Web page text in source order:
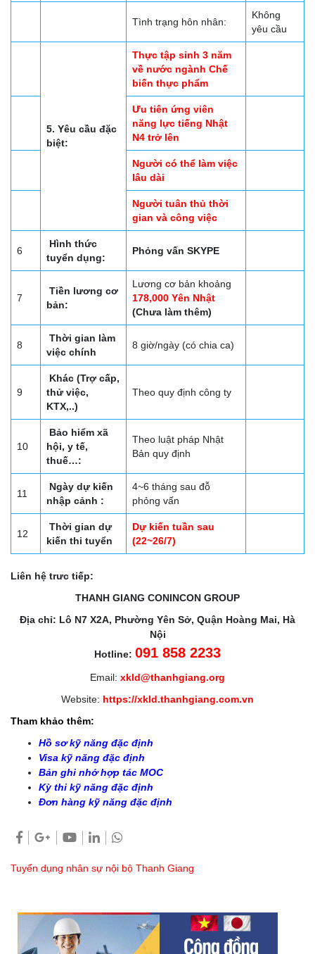
Tình trạng hôn nhân:
Không
yêu cầu
5. Yêu cầu đặc
biệt:
Thực tập sinh 3 năm
về nước ngành Chế
biến thực phẩm
Ưu tiên ứng viên
năng lực tiếng Nhật
N4 trở lên
Người có thể làm việc
lâu dài
Người tuân thủ thời
gian và công việc
6
Hình thức
tuyển dụng:
Phỏng vấn SKYPE
7
Tiền lương cơ
bản:
Lương cơ bản khoảng
178,000 Yên Nhật
(Chưa làm thêm)
8
Thời gian làm
việc chính
8 giờ/ngày (có chia ca)
9
Khác (Trợ cấp,
thử việc,
KTX,..)
Theo quy định công ty
10
Bảo hiểm xã
hội, y tế,
thuế…:
Theo luật pháp Nhật
Bản quy định
11
Ngày dự kiến
nhập cảnh :
4~6 tháng sau đỗ
phỏng vấn
12
Thời gian dự
kiến thi tuyển
Dự kiến tuần sau
(22~26/7)
Liên hệ trưc tiếp:
THANH GIANG CONINCON GROUP
Địa chỉ: Lô N7 X2A, Phường Yên Sở, Quận Hoàng Mai, Hà
Nội
Hotline: 091 858 2233
Email: xkld@thanhgiang.org
Website: https://xkld.thanhgiang.com.vn
Tham khảo thêm:
Hồ sơ kỹ năng đặc định
Visa kỹ năng đặc định
Bản ghi nhớ hợp tác MOC
Kỳ thi kỹ năng đặc định
Đơn hàng kỹ năng đặc định
Tuyển dụng nhân sự nội bộ Thanh Giang